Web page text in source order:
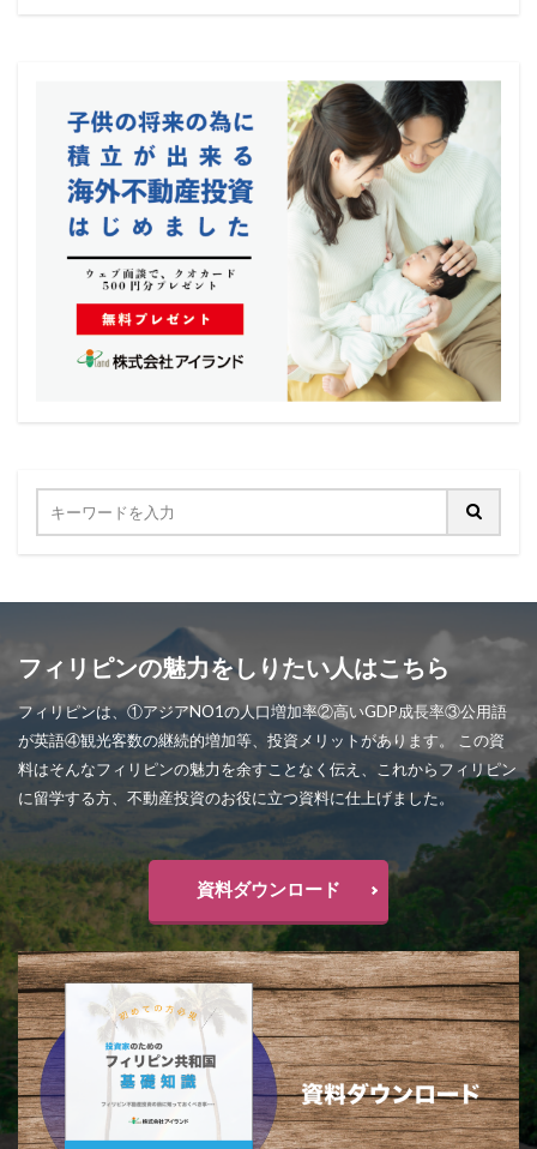
フィリピンの魅力をしりたい人はこちら
フィリピンは、①アジアNO1の人口増加率②高いGDP成長率③公用語
が英語④観光客数の継続的増加等、投資メリットがあります。 この資
料はそんなフィリピンの魅力を余すことなく伝え、これからフィリピン
に留学する方、不動産投資のお役に立つ資料に仕上げました。
資料ダウンロード